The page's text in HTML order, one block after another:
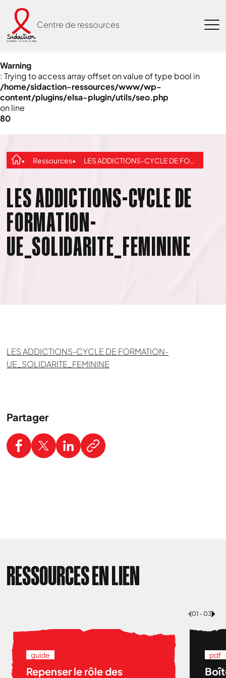
Warning
: Trying to access array offset on value of type bool in
/home/sidaction-ressources/www/wp-
content/plugins/elsa-plugin/utils/seo.php
on line
80
Centre de ressources
Ressources LES ADDICTIONS-CYCLE DE FORMATION-UE_SOLIDARITE_FEMININE
LES ADDICTIONS-CYCLE DE
FORMATION-
UE_SOLIDARITE_FEMININE
LES ADDICTIONS-CYCLE DE FORMATION-
UE_SOLIDARITE_FEMININE
Partager
RESSOURCES EN LIEN
01 - 03
guide
Repenser le rôle des
pdf